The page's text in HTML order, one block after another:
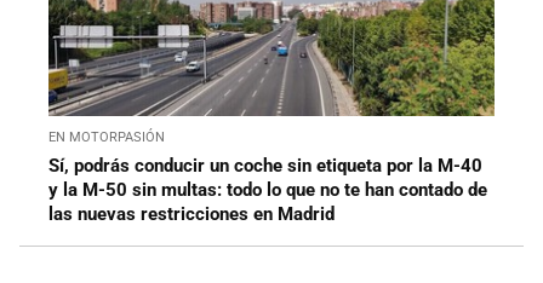
EN MOTORPASIÓN
Sí, podrás conducir un coche sin etiqueta por la M-40
y la M-50 sin multas: todo lo que no te han contado de
las nuevas restricciones en Madrid